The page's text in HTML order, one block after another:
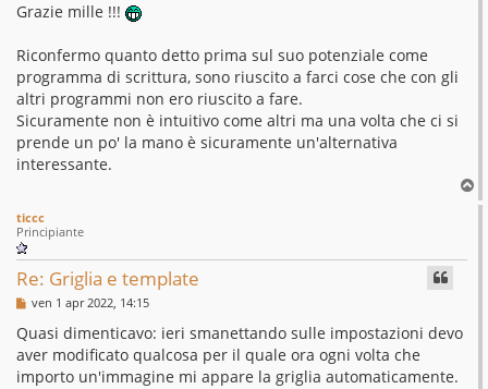
i
Grazie mille !!!
Riconfermo quanto detto prima sul suo potenziale come
programma di scrittura, sono riuscito a farci cose che con gli
altri programmi non ero riuscito a fare.
Sicuramente non è intuitivo come altri ma una volta che ci si
prende un po' la mano è sicuramente un'alternativa
interessante.
o
ticcc
Principiante
Re: Griglia e template
M
s
s
a
g
ven 1 apr 2022, 14:15
Quasi dimenticavo: ieri smanettando sulle impostazioni devo
aver modificato qualcosa per il quale ora ogni volta che
importo un'immagine mi appare la griglia automaticamente.